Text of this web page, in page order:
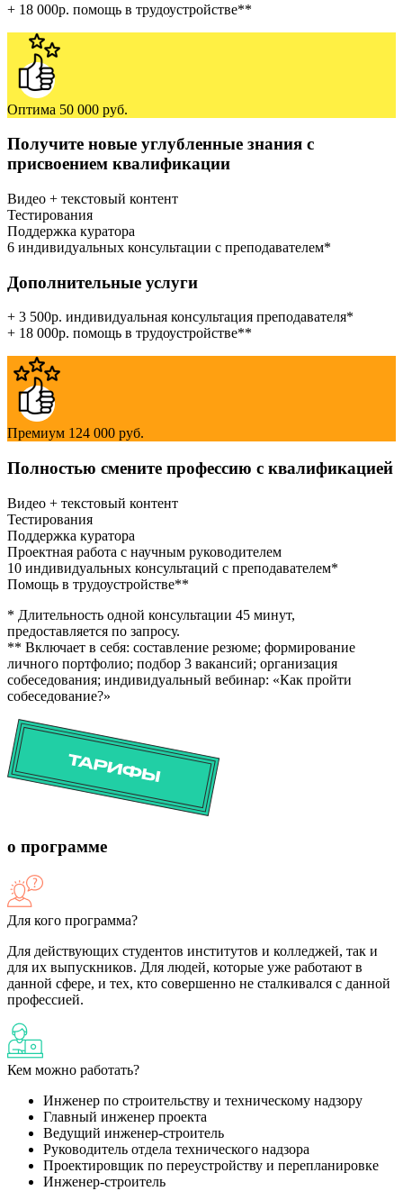
+ 18 000р. помощь в трудоустройстве**
Оптима 50 000 руб.
Получите новые углубленные знания с
присвоением квалификации
Видео + текстовый контент
Тестирования
Поддержка куратора
6 индивидуальных консультации с преподавателем*
Дополнительные услуги
+ 3 500р. индивидуальная консультация преподавателя*
+ 18 000р. помощь в трудоустройстве**
Премиум 124 000 руб.
Полностью смените профессию с квалификацией
Видео + текстовый контент
Тестирования
Поддержка куратора
Проектная работа с научным руководителем
10 индивидуальных консультаций с преподавателем*
Помощь в трудоустройстве**
* Длительность одной консультации 45 минут,
предоставляется по запросу.
** Включает в себя: составление резюме; формирование
личного портфолио; подбор 3 вакансий; организация
собеседования; индивидуальный вебинар: «Как пройти
собеседование?»
о программе
Для кого программа?
Для действующих студентов институтов и колледжей, так и
для их выпускников. Для людей, которые уже работают в
данной сфере, и тех, кто совершенно не сталкивался с данной
профессией.
Кем можно работать?
Инженер по строительству и техническому надзору
Главный инженер проекта
Ведущий инженер-строитель
Руководитель отдела технического надзора
Проектировщик по переустройству и перепланировке
Инженер-строитель